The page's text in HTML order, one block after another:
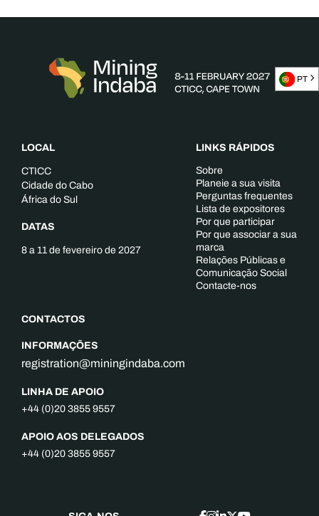
LOCAL
CTICC
Cidade do Cabo
África do Sul
DATAS
8 a 11 de fevereiro de 2027
CONTACTOS
INFORMAÇÕES
registration@miningindaba.com
LINHA DE APOIO
+44 (0)20 3855 9557
APOIO AOS DELEGADOS
+44 (0)20 3855 9557
LINKS RÁPIDOS
Sobre
Planeie a sua visita
Perguntas frequentes
Lista de expositores
Por que participar
Por que associar a sua
marca
Relações Públicas e
Comunicação Social
Contacte-nos
PT